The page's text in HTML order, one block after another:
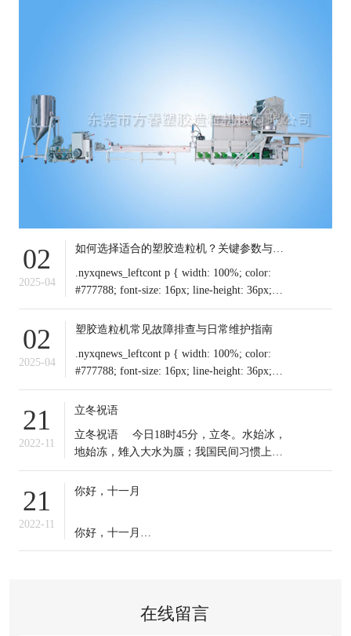
02
2025-04
如何选择适合的塑胶造粒机？关键参数与行业应用解析
.nyxqnews_leftcont p { width: 100%; color:
#777788; font-size: 16px; line-height: 36px;
text-indent: 0em !important; mar
02
2025-04
塑胶造粒机常见故障排查与日常维护指南
.nyxqnews_leftcont p { width: 100%; color:
#777788; font-size: 16px; line-height: 36px;
text-indent: 0em !important; mar
21
2022-11
立冬祝语
​立冬祝语 今日18时45分，立冬。水始冰，
地始冻，雉入大水为蜃；我国民间习惯上把
这一天作为冬季之始；冬天到来，今日起我
们应保证充足睡眠，多晒太阳，适时锻炼，
子碗，冻掉耳朵没人管”的说法。你那里立冬
吃啥？冬天来了，
21
2022-11
你好，十一月
你好，十一月
在线留言